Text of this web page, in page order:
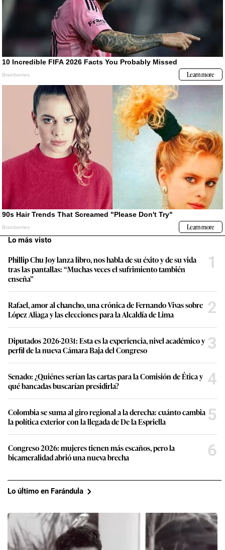
Lo más visto
Phillip Chu Joy lanza libro, nos habla de su éxito y de su vida
tras las pantallas: “Muchas veces el sufrimiento también
enseña”
1
Rafael, amor al chancho, una crónica de Fernando Vivas sobre
López Aliaga y las elecciones para la Alcaldía de Lima
2
Diputados 2026-2031: Esta es la experiencia, nivel académico y
perfil de la nueva Cámara Baja del Congreso
3
Senado: ¿Quiénes serían las cartas para la Comisión de Ética y
qué bancadas buscarían presidirla?
4
Colombia se suma al giro regional a la derecha: cuánto cambia
la política exterior con la llegada de De la Espriella
5
Congreso 2026: mujeres tienen más escaños, pero la
bicameralidad abrió una nueva brecha
6
Lo último en Farándula